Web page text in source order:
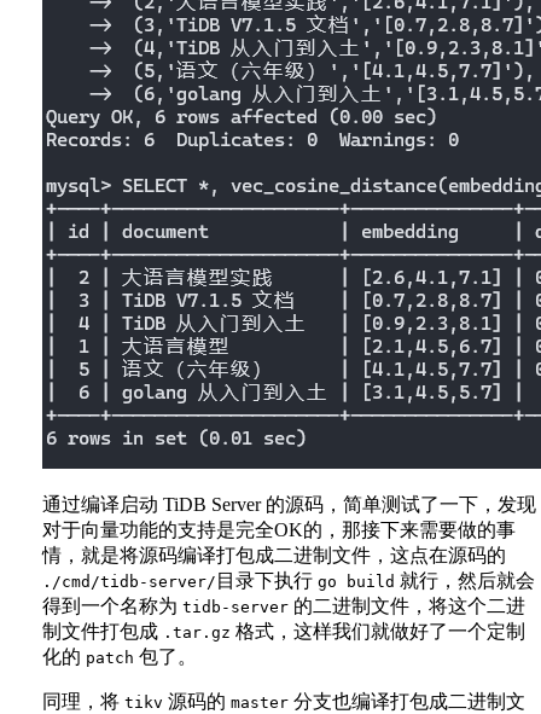
通过编译启动 TiDB Server 的源码，简单测试了一下，发现
对于向量功能的支持是完全OK的，那接下来需要做的事
情，就是将源码编译打包成二进制文件，这点在源码的
./cmd/tidb-server/ 目录下执行 go build 就行，然后就会
得到一个名称为 tidb-server 的二进制文件，将这个二进
制文件打包成 .tar.gz 格式，这样我们就做好了一个定制
化的 patch 包了。
同理，将 tikv 源码的 master 分支也编译打包成二进制文